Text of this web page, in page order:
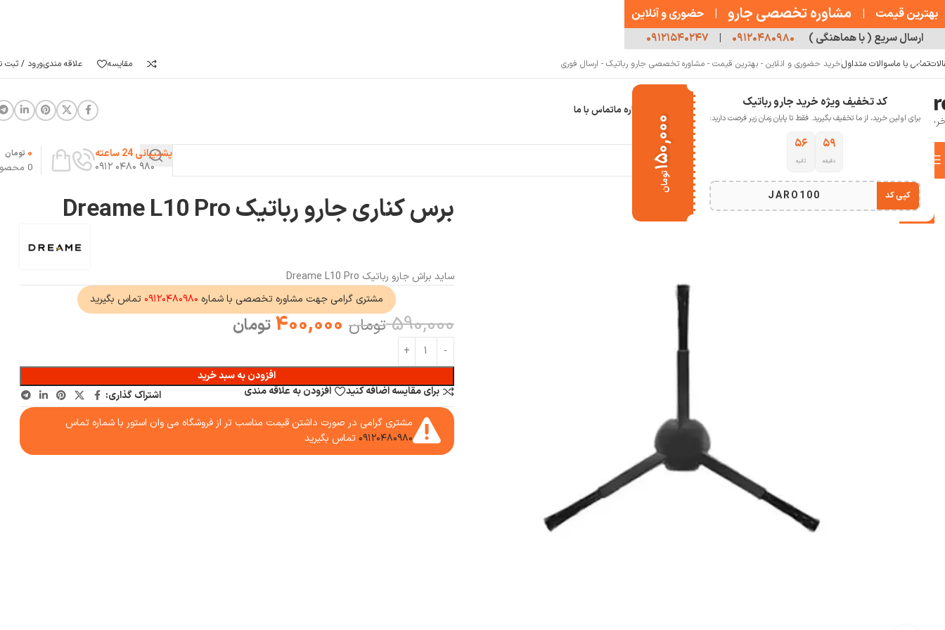
کد تخفیف ویژه خرید جارو رباتیک
برای اولین خرید، از ما تخفیف بگیرید. فقط تا پایان زمان زیر فرصت دارید:
۵۹
دقیقه
۵۶
ثانیه
JARO100 کپی کد
۱۵۰,۰۰۰
تومان
تماس با ماسوالات متداولخرید حضوری و انلاین - بهترین قیمت - مشاوره تخصصی جارو رباتیک - ارسال فوری مقایسه علاقه مندیورود / ثبت
خانه جارو رباتیک درباره ماتماس با ما
انتخاب دسته بندی
پشتیبانی 24 ساعته
۹۸۰ ۰۴۸۰ ۰۹۱۲
0
0 تومان
خانه لوازم جانبی جارو رباتیک برس کناری جارو رباتیک برس کناری جارو رباتیک Dreame L10 Pro
-32% برس کناری جارو رباتیک Dreame L10 Pro
ساید براش جارو رباتیک Dreame L10 Pro
مشتری گرامی جهت مشاوره تخصصی با شماره ۰۹۱۲۰۴۸۰۹۸۰ تماس بگیرید
590,000 تومان 400,000 تومان
افزودن به سبد خرید
برای مقایسه اضافه کنید
افزودن به علاقه مندی
اشتراک گذاری:
مشتری گرامی در صورت داشتن قیمت مناسب تر از فروشگاه می وان استور با شماره تماس
۰۹۱۲۰۴۸۰۹۸۰ تماس بگیرید
بهترین قیمت | مشاوره تخصصی جارو | حضوری و آنلاین
ارسال سریع ( با هماهنگی ) ۰۹۱۲۰۴۸۰۹۸۰ | ۰۹۱۲۱۵۴۰۲۴۷